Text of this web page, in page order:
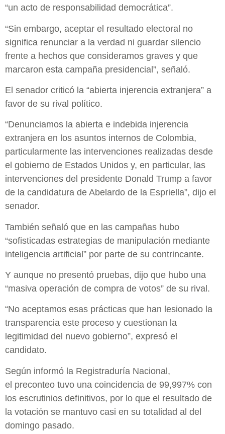
“un acto de responsabilidad democrática”.
“Sin embargo, aceptar el resultado electoral no
significa renunciar a la verdad ni guardar silencio
frente a hechos que consideramos graves y que
marcaron esta campaña presidencial”, señaló.
El senador criticó la “abierta injerencia extranjera” a
favor de su rival político.
“Denunciamos la abierta e indebida injerencia
extranjera en los asuntos internos de Colombia,
particularmente las intervenciones realizadas desde
el gobierno de Estados Unidos y, en particular, las
intervenciones del presidente Donald Trump a favor
de la candidatura de Abelardo de la Espriella”, dijo el
senador.
También señaló que en las campañas hubo
“sofisticadas estrategias de manipulación mediante
inteligencia artificial” por parte de su contrincante.
Y aunque no presentó pruebas, dijo que hubo una
“masiva operación de compra de votos” de su rival.
“No aceptamos esas prácticas que han lesionado la
transparencia este proceso y cuestionan la
legitimidad del nuevo gobierno”, expresó el
candidato.
Según informó la Registraduría Nacional,
el preconteo tuvo una coincidencia de 99,997% con
los escrutinios definitivos, por lo que el resultado de
la votación se mantuvo casi en su totalidad al del
domingo pasado.